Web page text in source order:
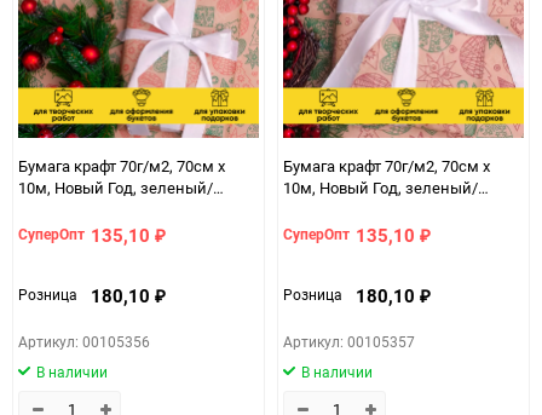
Бумага крафт 70г/м2, 70см x
10м, Новый Год, зеленый/
СуперОпт 135,10 ₽
Розница 180,10 ₽
Артикул: 00105356
В наличии
Бумага крафт 70г/м2, 70см x
10м, Новый Год, зеленый/
СуперОпт 135,10 ₽
Розница 180,10 ₽
Артикул: 00105357
В наличии